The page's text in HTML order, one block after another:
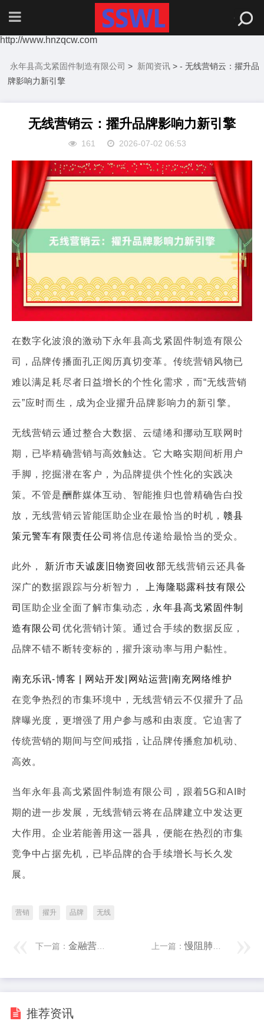
http://www.hnzqcw.com
永年县高戈紧固件制造有限公司 > 新闻资讯 > - 无线营销云：擢升品
牌影响力新引擎
无线营销云：擢升品牌影响力新引擎
161 2026-07-02 06:53
在数字化波浪的激动下永年县高戈紧固件制造有限公
司，品牌传播面孔正阅历真切变革。传统营销风物已
难以满足耗尽者日益增长的个性化需求，而“无线营销
云”应时而生，成为企业擢升品牌影响力的新引擎。
无线营销云通过整合大数据、云缱绻和挪动互联网时
期，已毕精确营销与高效触达。它大略实期间析用户
手脚，挖掘潜在客户，为品牌提供个性化的实践决
策。不管是酬酢媒体互动、智能推归也曾精确告白投
放，无线营销云皆能匡助企业在最恰当的时机，赣县
策元警车有限责任公司将信息传递给最恰当的受众。
此外， 新沂市天诚废旧物资回收部无线营销云还具备
深广的数据跟踪与分析智力， 上海隆聪露科技有限公
司 匡助企业全面了解市集动态， 永年县高戈紧固件制
造有限公司 优化营销计策。通过合手续的数据反应，
品牌不错不断转变标的，擢升滚动率与用户黏性。
南充乐讯-博客 | 网站开发|网站运营|南充网络维护
在竞争热烈的市集环境中，无线营销云不仅擢升了品
牌曝光度，更增强了用户参与感和由衷度。它迫害了
传统营销的期间与空间戒指，让品牌传播愈加机动、
高效。
当年永年县高戈紧固件制造有限公司，跟着5G和AI时
期的进一步发展，无线营销云将在品牌建立中发达更
大作用。企业若能善用这一器具，便能在热烈的市集
竞争中占据先机，已毕品牌的合手续增长与长久发
展。
营销 擢升 品牌 无线
下一篇： 金融营销实务：实战技能与计谋 上一篇：慢阻肺患者科学饮食食谱
推荐资讯